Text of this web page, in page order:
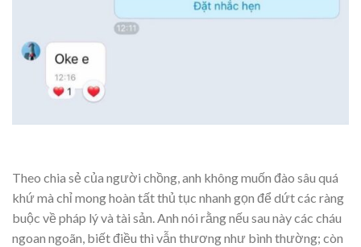
Theo chia sẻ của người chồng, anh không muốn đào sâu quá
khứ mà chỉ mong hoàn tất thủ tục nhanh gọn để dứt các ràng
buộc về pháp lý và tài sản. Anh nói rằng nếu sau này các cháu
ngoan ngoãn, biết điều thì vẫn thương như bình thường; còn